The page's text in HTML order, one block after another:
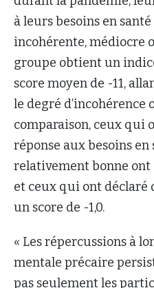
à leurs besoins en
incohérente, médiocre
groupe obtient un
score moyen de -11,
le degré d’incohérence
comparaison, ceux qui
réponse aux besoins
relativement bonne ont
et ceux qui ont déclaré
un score de -1,0.
« Les répercussions à
mentale précaire
pas seulement les